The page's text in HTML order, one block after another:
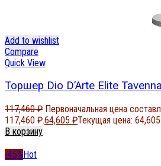
Add to wishlist
Compare
Quick View
Торшер Dio D’Arte Elite
117,460₽ Первоначальная цена
117,460 ₽.64,605 ₽Текущая цена:
В корзину
-45%Hot